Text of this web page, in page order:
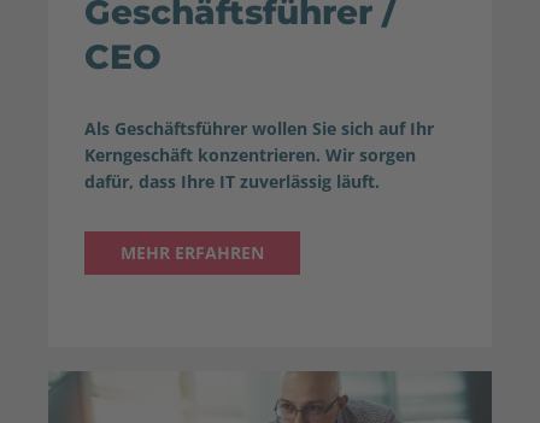
Geschäftsführer /
CEO
Als Geschäftsführer wollen Sie sich auf Ihr
Kerngeschäft konzentrieren. Wir sorgen
dafür, dass Ihre IT zuverlässig läuft.
MEHR ERFAHREN